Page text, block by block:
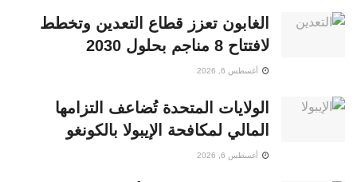
الغابون تعزز قطاع التعدين وتخطط
لافتتاح 8 مناجم بحلول 2030
أغسطس 6, 2026
الولايات المتحدة تُضاعف التزامها
المالي لمكافحة الإيبولا بالكونغو
أغسطس 6, 2026